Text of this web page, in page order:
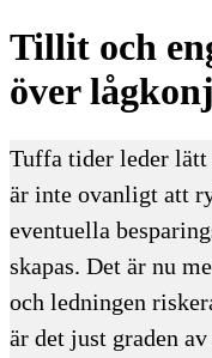
Tillit och
över
Tuffa tider leder
är inte ovanligt att
eventuella
skapas. Det är nu
och ledningen
är det just graden